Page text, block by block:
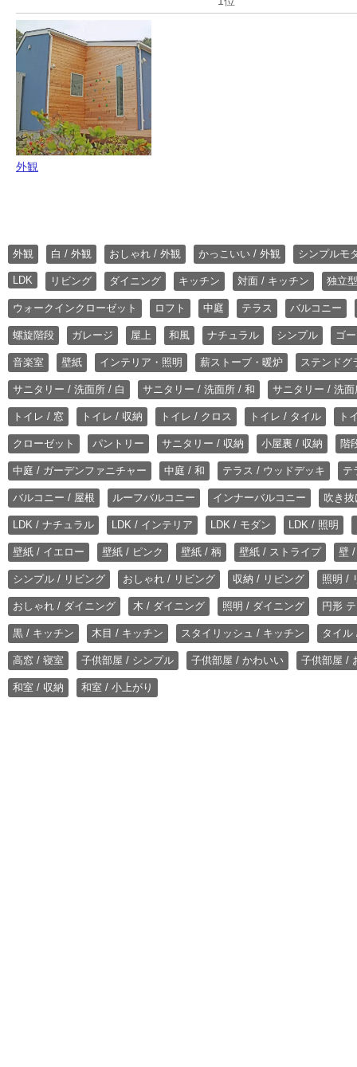
外観
外観 白 / 外観 おしゃれ / 外観 かっこいい / 外観 シンプルモ
LDK リビング ダイニング キッチン 対面 / キッチン 独立
ウォークインクローゼット ロフト 中庭 テラス バルコニー
螺旋階段 ガレージ 屋上 和風 ナチュラル シンプル ゴ
音楽室 壁紙 インテリア・照明 薪ストーブ・暖炉 ステンドグ
サニタリー / 洗面所 / 白 サニタリー / 洗面所 / 和 サニタリー / 洗
トイレ / 窓 トイレ / 収納 トイレ / クロス トイレ / タイル ト
クローゼット パントリー サニタリー / 収納 小屋裏 / 収納 階
中庭 / ガーデンファニチャー 中庭 / 和 テラス / ウッドデッキ テ
バルコニー / 屋根 ルーフバルコニー インナーバルコニー 吹き
LDK / ナチュラル LDK / インテリア LDK / モダン LDK / 照明
壁紙 / イエロー 壁紙 / ピンク 壁紙 / 柄 壁紙 / ストライプ 壁
シンプル / リビング おしゃれ / リビング 収納 / リビング 照明 /
おしゃれ / ダイニング 木 / ダイニング 照明 / ダイニング 円形
黒 / キッチン 木目 / キッチン スタイリッシュ / キッチン タイル
高窓 / 寝室 子供部屋 / シンプル 子供部屋 / かわいい 子供部屋 /
和室 / 収納 和室 / 小上がり